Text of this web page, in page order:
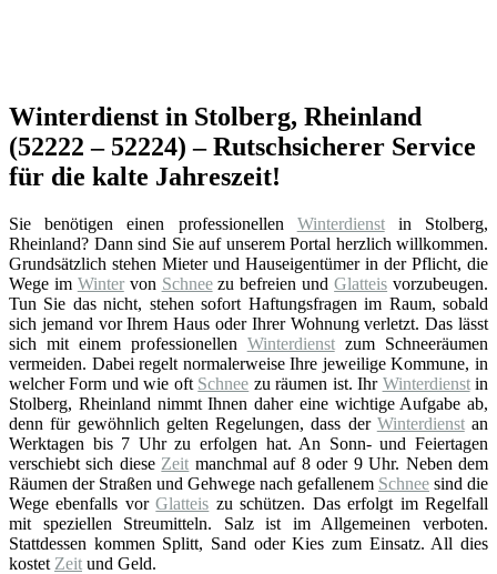
Winterdienst in Stolberg, Rheinland
(52222 – 52224) – Rutschsicherer Service
für die kalte Jahreszeit!
Sie benötigen einen professionellen Winterdienstin Stolberg,
Rheinland? Dann sind Sie auf unserem Portal herzlich willkommen.
Grundsätzlich stehen Mieter und Hauseigentümer in der Pflicht, die
Wege im Wintervon Schneezu befreien undGlatteis vorzubeugen.
Tun Sie das nicht, stehen sofort Haftungsfragen im Raum, sobald
sich jemand vor Ihrem Haus oder Ihrer Wohnung verletzt. Das lässt
sich mit einem professionellen Winterdienstzum Schneeräumen
vermeiden. Dabei regelt normalerweise Ihre jeweilige Kommune, in
welcher Form und wie oft Schnee zu räumen ist. Ihr Winterdienstin
Stolberg, Rheinland nimmt Ihnen daher eine wichtige Aufgabe ab,
denn für gewöhnlich gelten Regelungen, dass der Winterdienstan
Werktagen bis 7 Uhr zu erfolgen hat. An Sonn- und Feiertagen
verschiebt sich diese Zeit manchmal auf 8 oder 9 Uhr. Neben dem
Räumen der Straßen und Gehwege nach gefallenem Schnee sind die
Wege ebenfalls vorGlatteis zu schützen. Das erfolgt im Regelfall
mit speziellen Streumitteln. Salz ist im Allgemeinen verboten.
Stattdessen kommen Splitt, Sand oder Kies zum Einsatz. All dies
kostet Zeit und Geld.